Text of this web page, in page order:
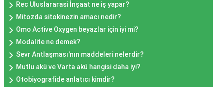
Rec Uluslararasi İnşaat ne iş yapar?
Mitozda sitokinezin amacı nedir?
Omo Active Oxygen beyazlar için iyi mi?
Modalite ne demek?
Sevr Antlaşması'nın maddeleri nelerdir?
Mutlu akü ve Varta akü hangisi daha iyi?
Otobiyografide anlatıcı kimdir?